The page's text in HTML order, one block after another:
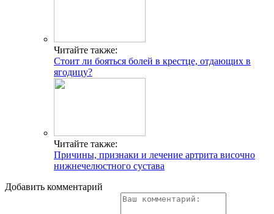
Читайте также:
Стоит ли бояться болей в крестце, отдающих в
ягодицу?
Читайте также:
Причины, признаки и лечение артрита височно
нижнечелюстного сустава
Добавить комментарий